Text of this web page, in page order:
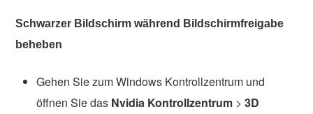
Schwarzer Bildschirm während Bildschirmfreigabe
beheben
Gehen Sie zum Windows Kontrollzentrum und
öffnen Sie das Nvidia Kontrollzentrum >3D